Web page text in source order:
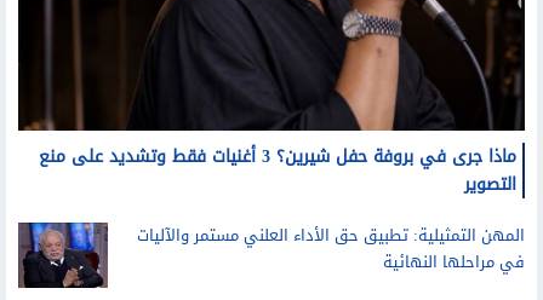
ماذا جرى في بروفة حفل شيرين؟ 3 أغنيات فقط وتشديد على منع
التصوير
في مراحلها النهائية